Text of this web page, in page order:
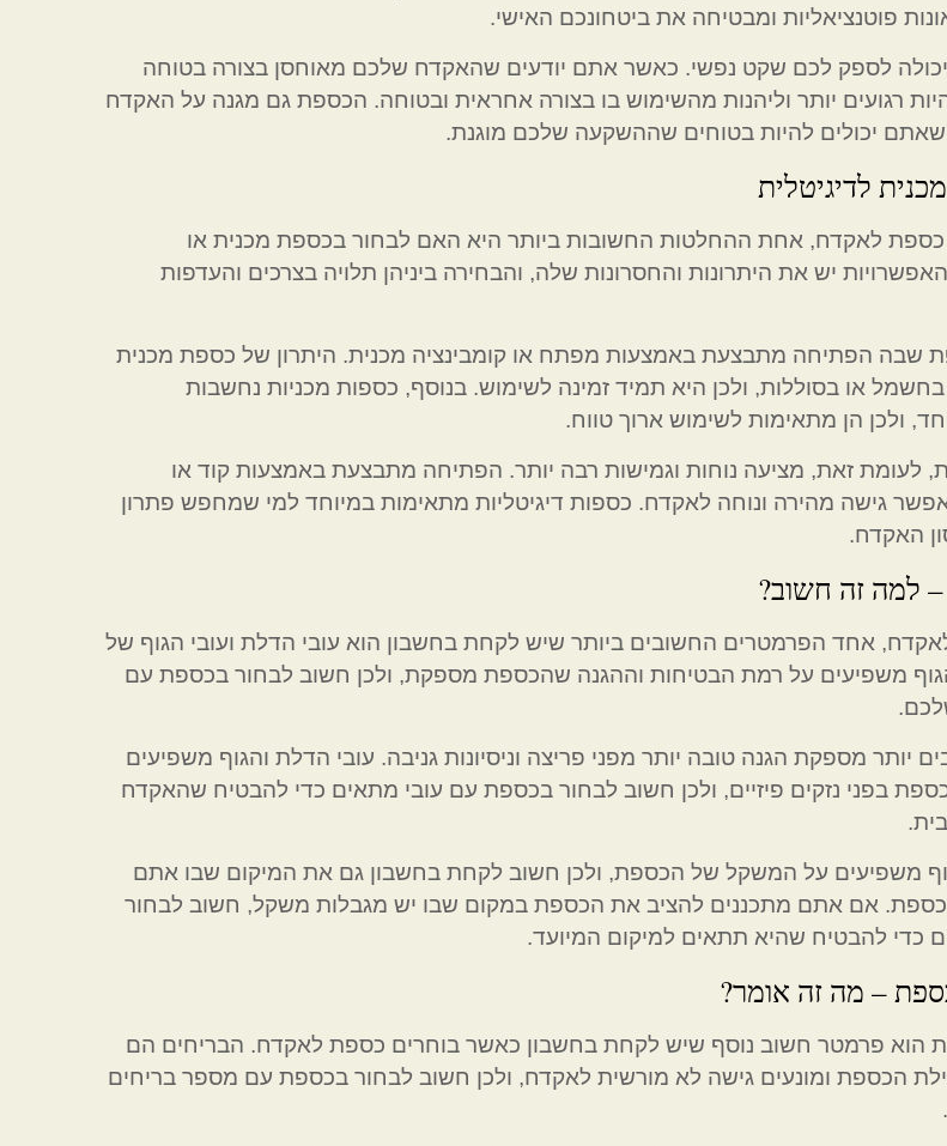
פוטנציאליות ומבטיחה את ביטחונכם האישי.
לספק לכם שקט נפשי. כאשר אתם יודעים שהאקדח שלכם מאוחסן בצורה בטוחה
רגועים יותר וליהנות מהשימוש בו בצורה אחראית ובטוחה. הכספת גם מגנה על האקדח
יכולים להיות בטוחים שההשקעה שלכם מוגנת.
לדיגיטלית
לאקדח, אחת ההחלטות החשובות ביותר היא האם לבחור בכספת מכנית או
יש את היתרונות והחסרונות שלה, והבחירה ביניהן תלויה בצרכים והעדפות
שבה הפתיחה מתבצעת באמצעות מפתח או קומבינציה מכנית. היתרון של כספת מכנית
או בסוללות, ולכן היא תמיד זמינה לשימוש. בנוסף, כספות מכניות נחשבות
ולכן הן מתאימות לשימוש ארוך טווח.
לעומת זאת, מציעה נוחות וגמישות רבה יותר. הפתיחה מתבצעת באמצעות קוד או
גישה מהירה ונוחה לאקדח. כספות דיגיטליות מתאימות במיוחד למי שמחפש פתרון
האקדח.
– למה זה חשוב?
אחד הפרמטרים החשובים ביותר שיש לקחת בחשבון הוא עובי הדלת ועובי הגוף של
משפיעים על רמת הבטיחות וההגנה שהכספת מספקת, ולכן חשוב לבחור בכספת עם
יותר מספקת הגנה טובה יותר מפני פריצה וניסיונות גניבה. עובי הדלת והגוף משפיעים
בפני נזקים פיזיים, ולכן חשוב לבחור בכספת עם עובי מתאים כדי להבטיח שהאקדח
משפיעים על המשקל של הכספת, ולכן חשוב לקחת בחשבון גם את המיקום שבו אתם
אם אתם מתכננים להציב את הכספת במקום שבו יש מגבלות משקל, חשוב לבחור
כדי להבטיח שהיא תתאים למיקום המיועד.
– מה זה אומר?
הוא פרמטר חשוב נוסף שיש לקחת בחשבון כאשר בוחרים כספת לאקדח. הבריחים הם
הכספת ומונעים גישה לא מורשית לאקדח, ולכן חשוב לבחור בכספת עם מספר בריחים